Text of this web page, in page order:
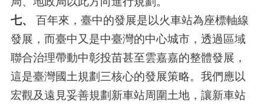
七、
百年來，臺中的發展是以火車站為座標軸線
發展，而臺中又是中臺灣的中心城市，透過區域
聯合治理帶動中彰投苗甚至雲嘉嘉的整體發展，
這是臺灣國土規劃三核心的發展策略。我們應以
宏觀及遠見妥善規劃新車站周圍土地，讓新車站